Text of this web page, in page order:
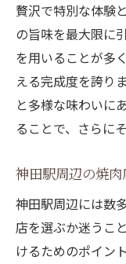
神田駅徒歩
徒歩圏内
和牛焼肉
神田で
焼肉の
神田の焼
焼肉と共
神田駅で出
和牛の繊
贅沢で特別な体験
の旨味を最大限に
を用いることが多
える完成度を誇り
と多様な味わいに
ることで、さらに
神田駅周辺の焼
神田駅周辺には数
店を選ぶか迷うこ
けるためのポイン